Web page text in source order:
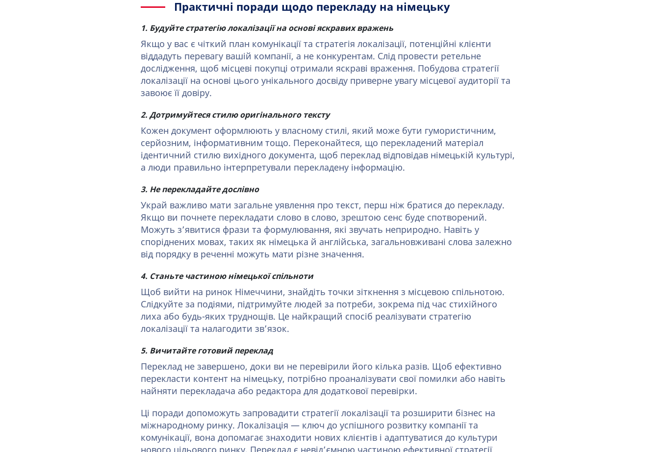
Практичні поради щодо перекладу на німецьку
1. Будуйте стратегію локалізації на основі яскравих вражень
Якщо у вас є чіткий план комунікації та стратегія локалізації, потенційні клієнти
віддадуть перевагу вашій компанії, а не конкурентам. Слід провести ретельне
дослідження, щоб місцеві покупці отримали яскраві враження. Побудова стратегії
локалізації на основі цього унікального досвіду приверне увагу місцевої аудиторії та
завоює її довіру.
2. Дотримуйтеся стилю оригінального тексту
Кожен документ оформлюють у власному стилі, який може бути гумористичним,
серйозним, інформативним тощо. Переконайтеся, що перекладений матеріал
ідентичний стилю вихідного документа, щоб переклад відповідав німецькій культурі,
а люди правильно інтерпретували перекладену інформацію.
3. Не перекладайте дослівно
Украй важливо мати загальне уявлення про текст, перш ніж братися до перекладу.
Якщо ви почнете перекладати слово в слово, зрештою сенс буде спотворений.
Можуть з’явитися фрази та формулювання, які звучать неприродно. Навіть у
споріднених мовах, таких як німецька й англійська, загальновживані слова залежно
від порядку в реченні можуть мати різне значення.
4. Станьте частиною німецької спільноти
Щоб вийти на ринок Німеччини, знайдіть точки зіткнення з місцевою спільнотою.
Слідкуйте за подіями, підтримуйте людей за потреби, зокрема під час стихійного
лиха або будь-яких труднощів. Це найкращий спосіб реалізувати стратегію
локалізації та налагодити зв’язок.
5. Вичитайте готовий переклад
Переклад не завершено, доки ви не перевірили його кілька разів. Щоб ефективно
перекласти контент на німецьку, потрібно проаналізувати свої помилки або навіть
найняти перекладача або редактора для додаткової перевірки.
Ці поради допоможуть запровадити стратегії локалізації та розширити бізнес на
міжнародному ринку. Локалізація — ключ до успішного розвитку компанії та
комунікації, вона допомагає знаходити нових клієнтів і адаптуватися до культури